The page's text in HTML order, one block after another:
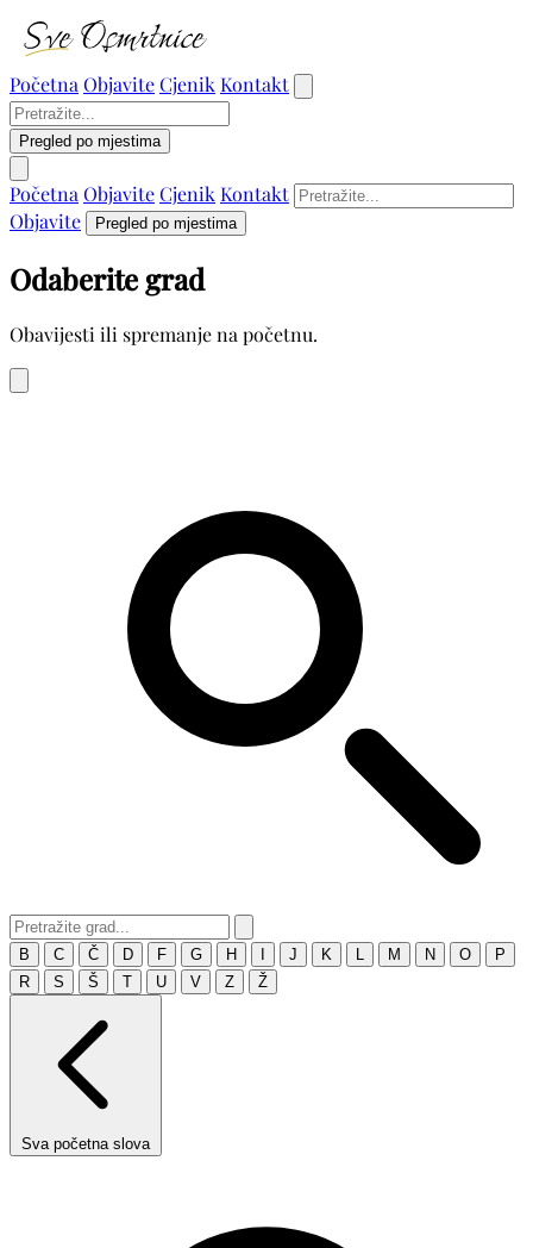
Početna ObjaviteCjenik Kontakt
Pregled po mjestima
Početna ObjaviteCjenik Kontakt
Objavite
Pregled po mjestima
Odaberite grad
Obavijesti ili spremanje na početnu.
B C Č D F G H J K M N O
P
R
S Š T U V Z Ž
Sva početna slova